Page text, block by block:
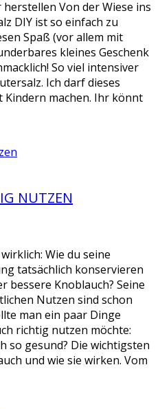
Von der Wiese ins
DIY ist so einfach zu
Spaß (vor allem mit
kleines Geschenk
So viel intensiver
Ich darf dieses
Kindern machen. Ihr könnt
NUTZEN
Wie du seine
tatsächlich konservieren
bessere Knoblauch? Seine
Nutzen sind schon
man ein paar Dinge
richtig nutzen möchte:
so gesund? Die wichtigsten
und wie sie wirken. Vom